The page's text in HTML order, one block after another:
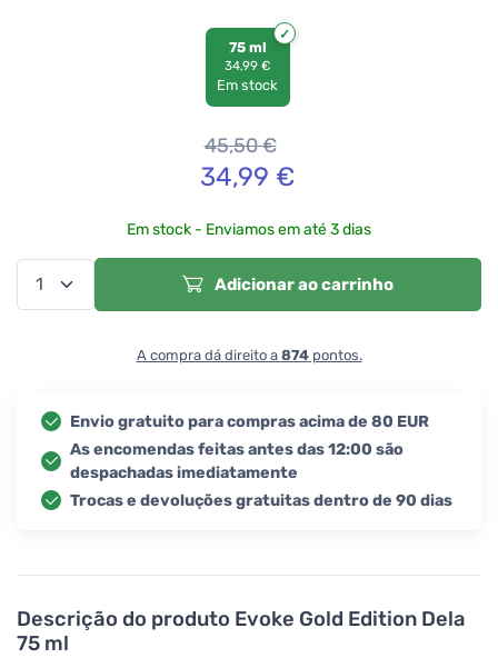
Descrição do produto Evoke Gold Edition Dela
75 ml
75 ml
34,99 €
Em stock
45,50€
34,99 €
Em stock - Enviamos em até 3 dias
Adicionar ao carrinho
A compra dá direito a 874pontos.
Envio gratuito para compras acima de 80 EUR
As encomendas feitas antes das 12:00 são
despachadas imediatamente
Trocas e devoluções gratuitas dentro de 90 dias